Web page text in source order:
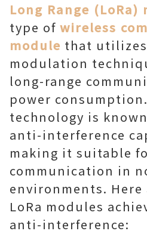
Long Range (LoRa)
type of wireless
module that utilizes
modulation
long-range
power
technology is
anti-interference
making it suitable
communication in
environments. Here
LoRa modules
anti-interference: